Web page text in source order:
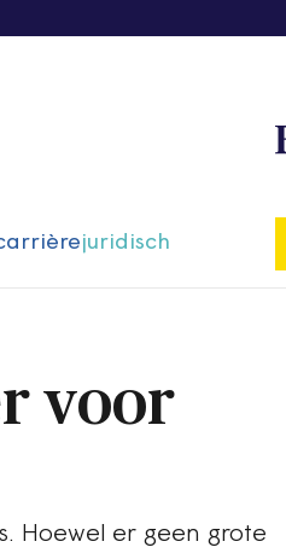
juridisch
voor
Hoewel er geen grote